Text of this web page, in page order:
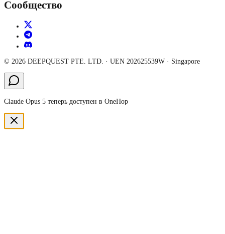
Сообщество
© 2026 DEEPQUEST PTE. LTD. · UEN 202625539W · Singapore
Claude Opus 5 теперь доступен в OneHop